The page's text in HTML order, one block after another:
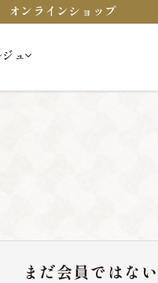
ンラインショップ
ジュ
まだ会員ではな